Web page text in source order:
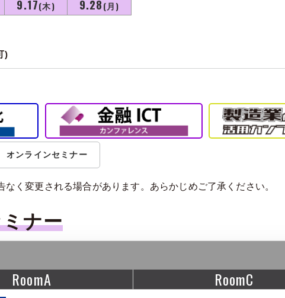
9.17(木) 9.28(月)
)
オンラインセミナー
く変更される場合があります。あらかじめご了承ください。
ナー
RoomA RoomC